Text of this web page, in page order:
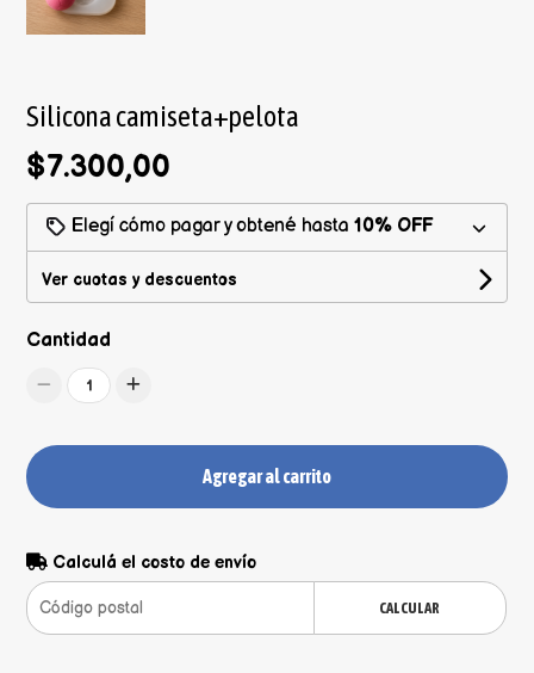
Silicona camiseta+pelota
$7.300,00
Elegí cómo pagar y obtené hasta10% OFF
Ver cuotas y descuentos
Cantidad
1
Agregar al carrito
Calculá el costo de envío
CALCULAR